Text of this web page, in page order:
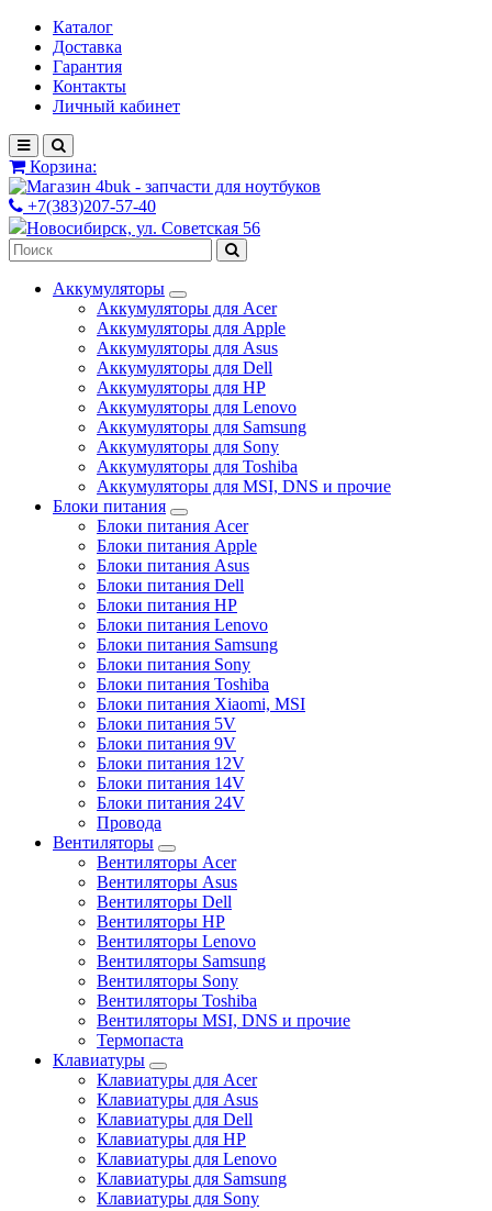
Каталог
Доставка
Гарантия
Контакты
Личный кабинет
Корзина:
+7(383)207-57-40
Новосибирск, ул. Советская 56
Аккумуляторы
Аккумуляторы для Acer
Аккумуляторы для Apple
Аккумуляторы для Asus
Аккумуляторы для Dell
Аккумуляторы для HP
Аккумуляторы для Lenovo
Аккумуляторы для Samsung
Аккумуляторы для Sony
Аккумуляторы для Toshiba
Аккумуляторы для MSI, DNS и прочие
Блоки питания
Блоки питания Acer
Блоки питания Apple
Блоки питания Asus
Блоки питания Dell
Блоки питания HP
Блоки питания Lenovo
Блоки питания Samsung
Блоки питания Sony
Блоки питания Toshiba
Блоки питания Xiaomi, MSI
Блоки питания 5V
Блоки питания 9V
Блоки питания 12V
Блоки питания 14V
Блоки питания 24V
Провода
Вентиляторы
Вентиляторы Acer
Вентиляторы Asus
Вентиляторы Dell
Вентиляторы HP
Вентиляторы Lenovo
Вентиляторы Samsung
Вентиляторы Sony
Вентиляторы Toshiba
Вентиляторы MSI, DNS и прочие
Термопаста
Клавиатуры
Клавиатуры для Acer
Клавиатуры для Asus
Клавиатуры для Dell
Клавиатуры для HP
Клавиатуры для Lenovo
Клавиатуры для Samsung
Клавиатуры для Sony